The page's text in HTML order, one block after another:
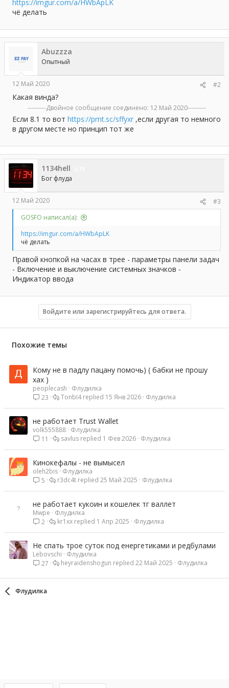
https://imgur.com/a/HWbApLK
чё делать
Abuzzza
Опытный
12 Май 2020 #2
Какая винда?
---------Двойное сообщение соединено: 12 Май 2020---------
Если 8.1 то вот https://prnt.sc/sffyxr ,если другая то немного
в другом месте но принцип тот же
1134hell
Бог флуда
12 Май 2020
#3
GOSFO написал(а):
https://imgur.com/a/HWbApLK
чё делать
Правой кнопкой на часах в трее - параметры панели задач
- Включение и выключение системных значков -
Индикатор ввода
Войдите или зарегистрируйтесь для ответа.
Похожие темы
Кому не в падлу пацану помочь) ( бабки не прошу
хах )
peoplecash
Флудилка
23
Флудилка
15 Янв 2026
TonbI4
не работает Trust Wallet
volk555888 Флудилка
11
Флудилка
1 Фев 2026
savlus
Кинокефалы - не вымысел
oleh2bis Флудилка
5
Флудилка
25 Май 2025
r3dc4t
не работает кукоин и кошелек тг валлет
Mwpe
Флудилка
2
Флудилка
1 Апр 2025
kr1xx
Не спать трое суток под енергетиками и редбулами
Lebovschi
Флудилка
27
Флудилка
22 Май 2025
heyraidenshogun
Флудилка